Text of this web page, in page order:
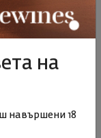
Верде.
на
навършени 18